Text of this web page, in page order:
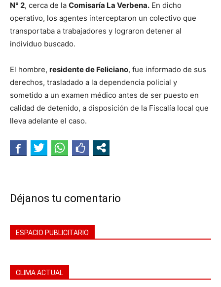
N° 2, cerca de la Comisaría La Verbena. En dicho
operativo, los agentes interceptaron un colectivo que
transportaba a trabajadores y lograron detener al
individuo buscado.
El hombre, residente de Feliciano, fue informado de sus
derechos, trasladado a la dependencia policial y
sometido a un examen médico antes de ser puesto en
calidad de detenido, a disposición de la Fiscalía local que
lleva adelante el caso.
Déjanos tu comentario
ESPACIO PUBLICITARIO
CLIMA ACTUAL